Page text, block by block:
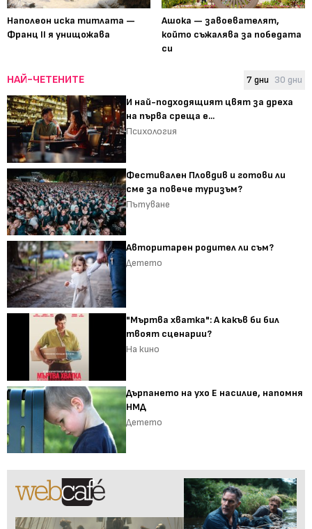
Наполеон иска титлата —
Франц II я унищожава
Ашока — завоевателят,
който съжалява за победата
си
НАЙ-ЧЕТЕНИТЕ 7 дни 30 дни
И най-подходящият цвят за дреха
на първа среща е...
Психология
Фестивален Пловдив и готови ли
сме за повече туризъм?
Пътуване
Авторитарен родител ли съм?
Детето
"Мъртва хватка": А какъв би бил
твоят сценарии?
На кино
Дърпането на ухо Е насилие, напомня
НМД
Детето